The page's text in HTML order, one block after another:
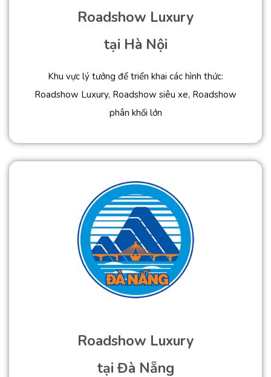
Roadshow Luxury
tại Hà Nội
Khu vực lý tưởng để triển khai các hình thức:
Roadshow Luxury, Roadshow siêu xe, Roadshow
phân khối lớn
Roadshow Luxury
tại Đà Nẵng